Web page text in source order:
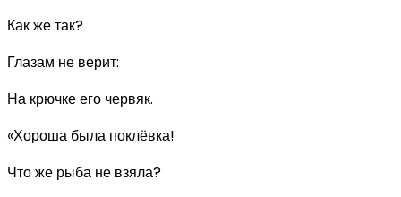
Как же так?
Глазам не верит:
На крючке его червяк.
«Хороша была поклёвка!
Что же рыба не взяла?